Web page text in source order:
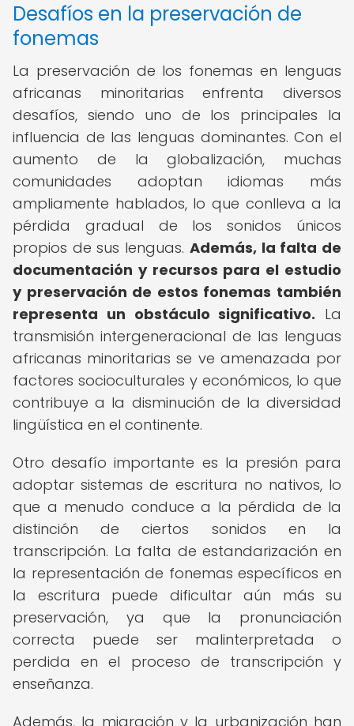
Desafíos en la preservación de
fonemas
La preservación de los fonemas en lenguas
africanas minoritarias enfrenta diversos
desafíos, siendo uno de los principales la
influencia de las lenguas dominantes. Con el
aumento de la globalización, muchas
comunidades adoptan idiomas más
ampliamente hablados, lo que conlleva a la
pérdida gradual de los sonidos únicos
propios de sus lenguas. Además, la falta de
documentación y recursos para el estudio
y preservación de estos fonemas también
representa un obstáculo significativo. La
transmisión intergeneracional de las lenguas
africanas minoritarias se ve amenazada por
factores socioculturales y económicos, lo que
contribuye a la disminución de la diversidad
lingüística en el continente.
Otro desafío importante es la presión para
adoptar sistemas de escritura no nativos, lo
que a menudo conduce a la pérdida de la
distinción de ciertos sonidos en la
transcripción. La falta de estandarización en
la representación de fonemas específicos en
la escritura puede dificultar aún más su
preservación, ya que la pronunciación
correcta puede ser malinterpretada o
perdida en el proceso de transcripción y
enseñanza.
Además, la migración y la urbanización han